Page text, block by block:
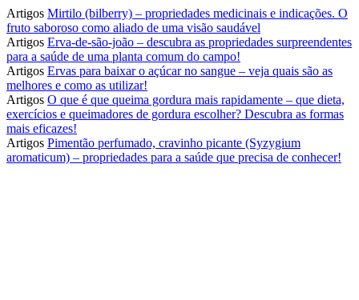
Artigos Mirtilo (bilberry) – propriedades medicinais e indicações. O
fruto saboroso como aliado de uma visão saudável
Artigos Erva-de-são-joão – descubra as propriedades surpreendentes
para a saúde de uma planta comum do campo!
Artigos Ervas para baixar o açúcar no sangue – veja quais são as
melhores e como as utilizar!
Artigos O que é que queima gordura mais rapidamente – que dieta,
exercícios e queimadores de gordura escolher? Descubra as formas
mais eficazes!
Artigos Pimentão perfumado, cravinho picante (Syzygium
aromaticum) – propriedades para a saúde que precisa de conhecer!